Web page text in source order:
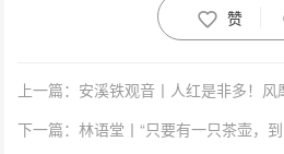
赞
下一篇：林语堂丨“只要有一只茶壶，